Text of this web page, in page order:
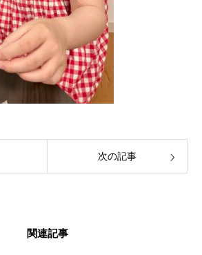
次の記事
関連記事